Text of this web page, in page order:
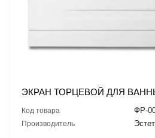
ЭКРАН ТОРЦЕВОЙ ДЛЯ
Код товара ФР-
Производитель Эстет